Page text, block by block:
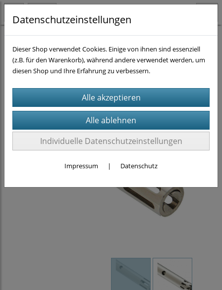
Omni GLH 850(2) Zubehör G-Style Dispergierer(10)
Datenschutzeinstellungen
Dieser Shop verwendet Cookies. Einige von ihnen sind essenziell
(z.B. für den Warenkorb), während andere verwendet werden, um
diesen Shop und Ihre Erfahrung zu verbessern.
Individuelle Datenschutzeinstellungen
Impressum | Datenschutz